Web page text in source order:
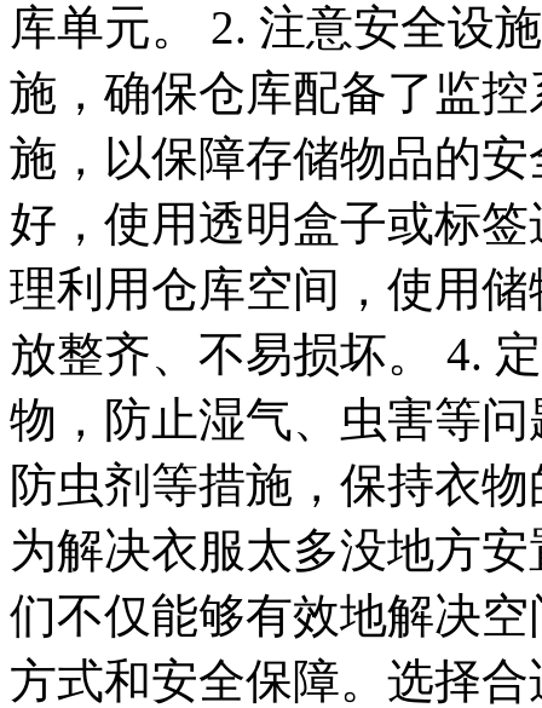
库单元。 2. 注意安全设
施，确保仓库配备了监
施，以保障存储物品的
好，使用透明盒子或标
理利用仓库空间，使用
放整齐、不易损坏。 4.
物，防止湿气、虫害等
防虫剂等措施，保持衣
为解决衣服太多没地方
们不仅能够有效地解决
方式和安全保障。选择